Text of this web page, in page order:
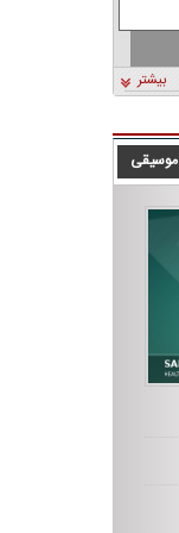
بیشتر
موسیقی